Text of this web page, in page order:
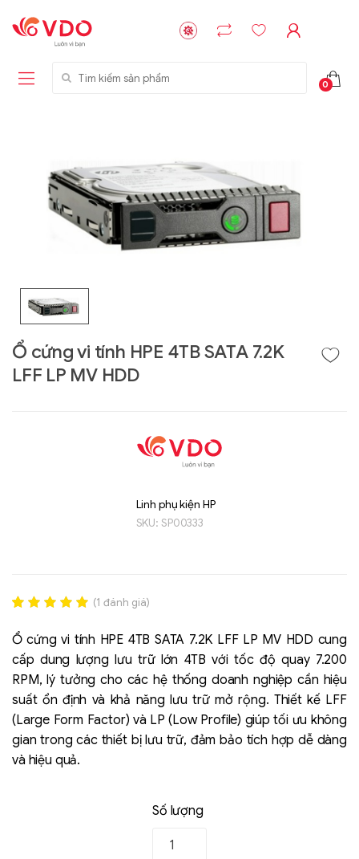
Tìm kiếm sản phẩm
0
Ổ cứng vi tính HPE 4TB SATA 7.2K
LFF LP MV HDD
Linh phụ kiện HP
SKU: SP00333
out of 5
based on
đánh giá
(1 đánh giá)
Ổ cứng vi tính HPE 4TB SATA 7.2K LFF LP MV HDD cung
cấp dung lượng lưu trữ lớn 4TB với tốc độ quay 7.200
RPM, lý tưởng cho các hệ thống doanh nghiệp cần hiệu
suất ổn định và khả năng lưu trữ mở rộng. Thiết kế LFF
(Large Form Factor) và LP (Low Profile) giúp tối ưu không
gian trong các thiết bị lưu trữ, đảm bảo tích hợp dễ dàng
và hiệu quả.
Số lượng
NVMe™ SSD
Storage Micron -
64GB - 15.36TB
GIGABYTE
G593-ZD1 (rev.
AAX1)
AAP1)